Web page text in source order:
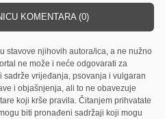
KOMENTARA (0)
stavove njihovih autora/ica, a ne nužno
ne može i neće odgovarati za
sadrže vrijeđanja, psovanja i vulgaran
i objašnjenja, ali to ne obavezuje
koji krše pravila. Čitanjem prihvatate
biti pronađeni sadržaji koji mogu